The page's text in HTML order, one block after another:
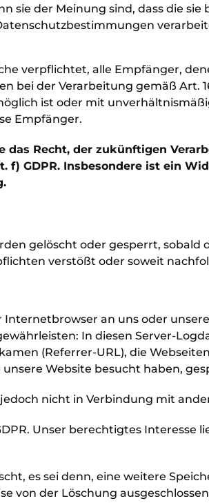
sie der Meinung sind, dass die
verpflichtet, alle Empfänger,
der Verarbeitung gemäß Art. 16,
ist oder mit
Empfänger.
das Recht, der zukünftigen
f) GDPR. Insbesondere ist ein
gelöscht oder gesperrt, sobald
verstößt oder soweit
an uns oder
In diesen Server-
(Referrer-URL), die
unsere Website besucht haben,
nicht in Verbindung mit
Unser berechtigtes Interesse
es sei denn, eine weitere
von der Löschung